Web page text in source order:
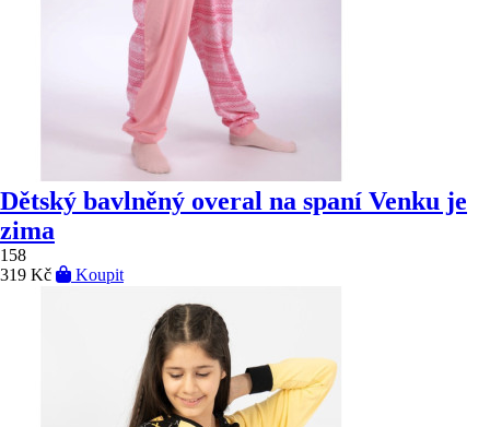
Dětský bavlněný overal na spaní Venku je
zima
158
319 Kč
Koupit